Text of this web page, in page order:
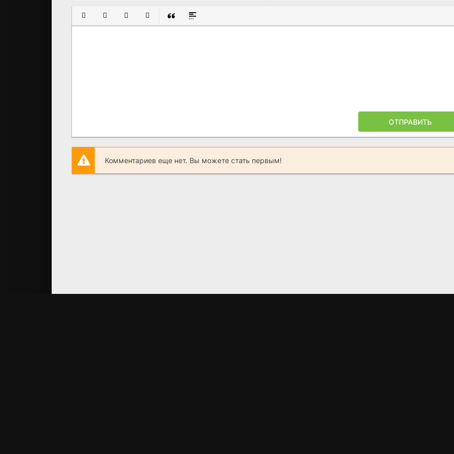
ПОЛУЖИРНЫЙ
КУРСИВПОДЧЕРКНУТЫЙ
ЗАЧЕРКНУТЫЙ
ВСТАВКА ЦИТАТЫ
ВСТАВКА СПОЙЛЕРА
ОТПРАВИТЬ
Комментариев еще нет. Вы можете стать первым!